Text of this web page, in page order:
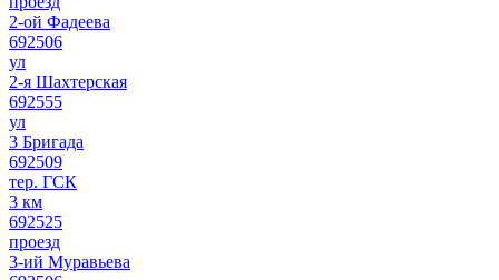
2-ой Фадеева
692506
ул
2-я Шахтерская
692555
ул
3 Бригада
692509
тер. ГСК
3 км
692525
проезд
3-ий Муравьева